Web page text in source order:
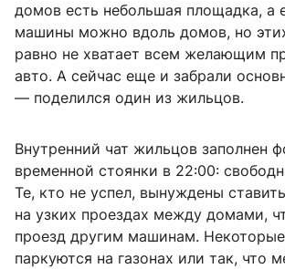
домов есть небольшая площадка, а
машины можно вдоль домов, но
равно не хватает всем желающим
авто. А сейчас еще и забрали
— поделился один из жильцов.
Внутренний чат жильцов заполнен
временной стоянки в 22:00:
Те, кто не успел, вынуждены
на узких проездах между домами,
проезд другим машинам.
паркуются на газонах или так, что